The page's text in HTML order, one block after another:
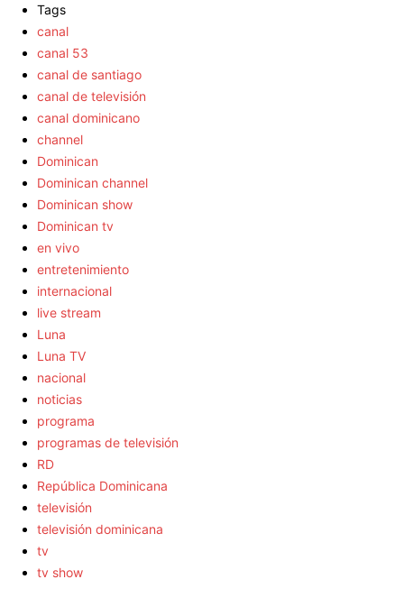
Tags
canal
canal 53
canal de santiago
canal de televisión
canal dominicano
channel
Dominican
Dominican channel
Dominican show
Dominican tv
en vivo
entretenimiento
internacional
live stream
Luna
Luna TV
nacional
noticias
programa
programas de televisión
RD
República Dominicana
televisión
televisión dominicana
tv
tv show